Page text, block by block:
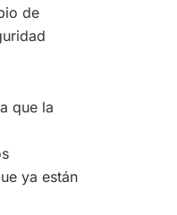
de
que la
ya están